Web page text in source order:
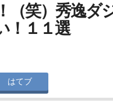
笑）秀逸ダ
！１１選
はてブ